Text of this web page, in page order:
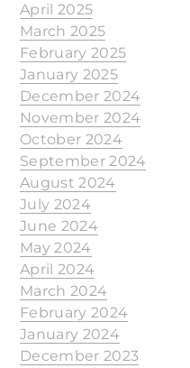
April 2025
March 2025
February 2025
January 2025
December 2024
November 2024
October 2024
September 2024
August 2024
July 2024
June 2024
May 2024
April 2024
March 2024
February 2024
January 2024
December 2023